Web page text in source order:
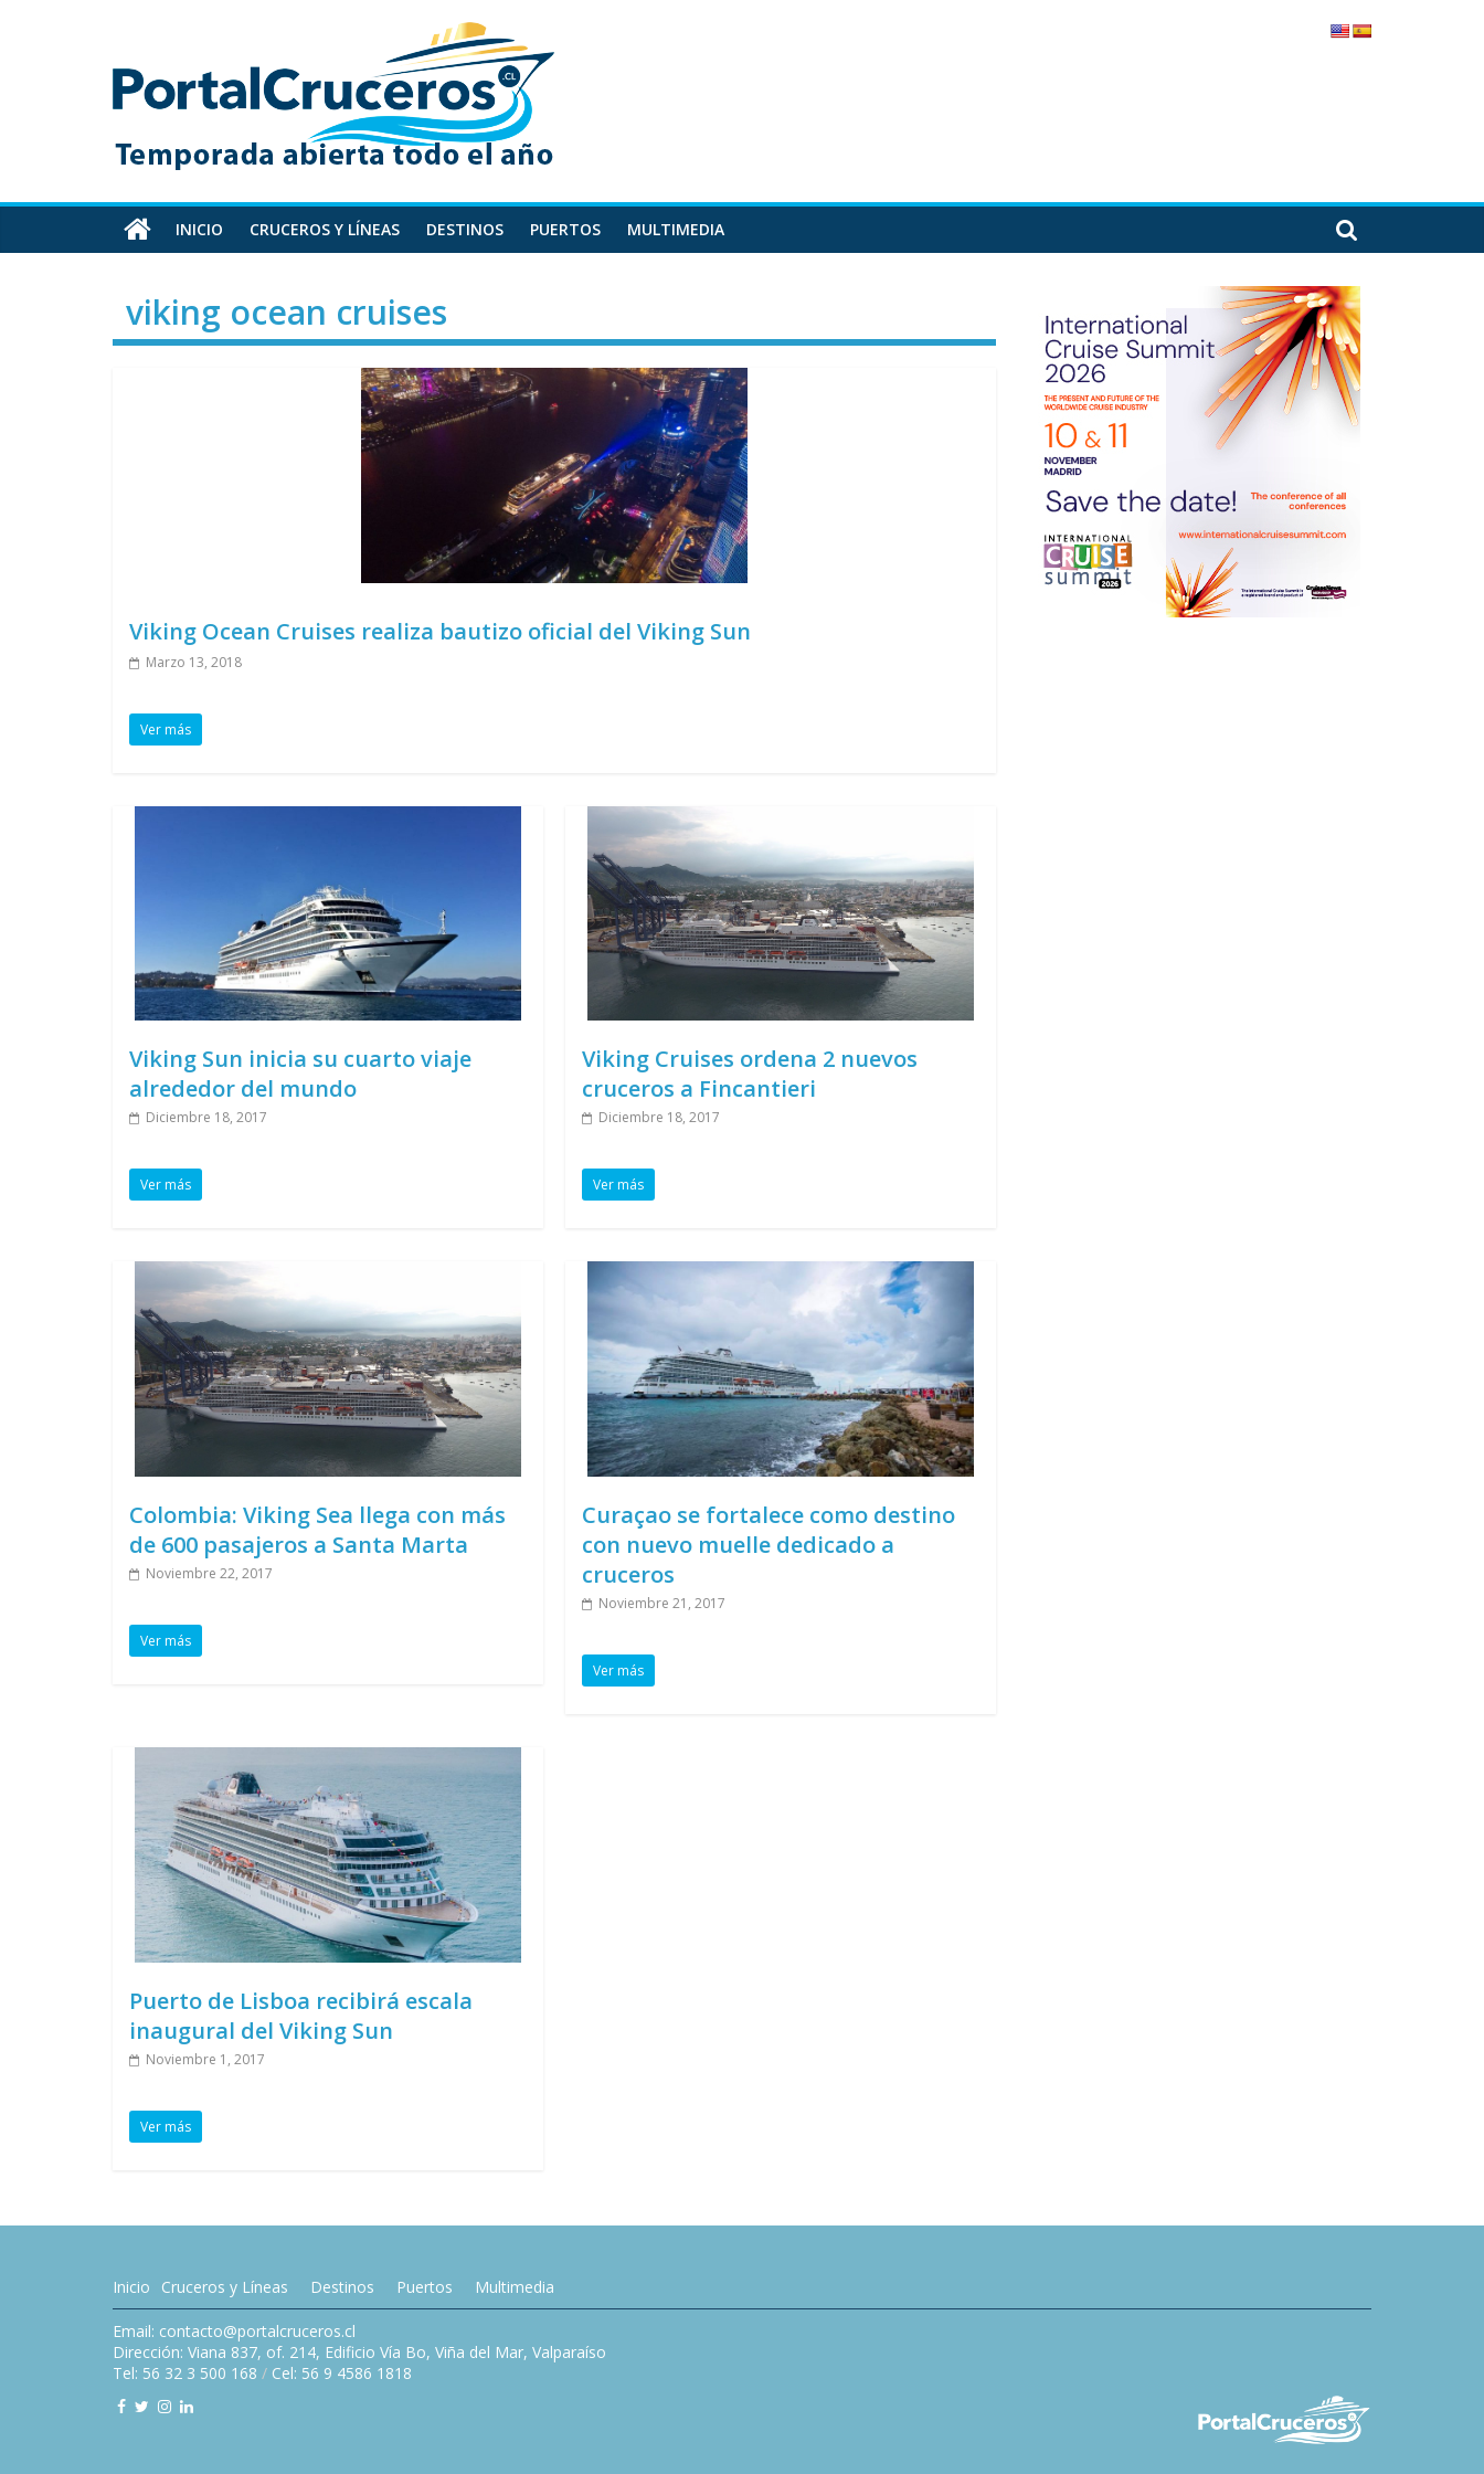
PortalCruceros
Toda
información
cruceros
en
un
sitio
INICIO CRUCEROS Y LÍNEAS DESTINOS PUERTOS MULTIMEDIA
viking ocean cruises
Viking Ocean Cruises realiza bautizo oficial del Viking Sun
Marzo 13, 2018
Ver más
Viking Sun inicia su cuarto viaje
alrededor del mundo
Diciembre 18, 2017
Ver más
Viking Cruises ordena 2 nuevos
cruceros a Fincantieri
Diciembre 18, 2017
Ver más
Colombia: Viking Sea llega con más
de 600 pasajeros a Santa Marta
Noviembre 22, 2017
Ver más
Curaçao se fortalece como destino
con nuevo muelle dedicado a
cruceros
Noviembre 21, 2017
Ver más
Puerto de Lisboa recibirá escala
inaugural del Viking Sun
Noviembre 1, 2017
Ver más
Inicio Cruceros y Líneas Destinos Puertos Multimedia
Email: contacto@portalcruceros.cl
Dirección: Viana 837, of. 214, Edificio Vía Bo, Viña del Mar, Valparaíso
Tel: 56 32 3 500 168 / Cel: 56 9 4586 1818